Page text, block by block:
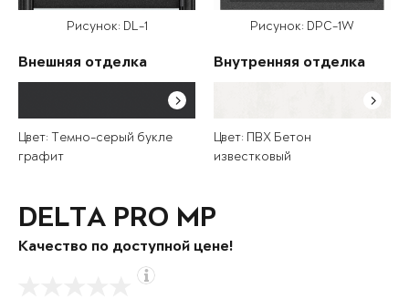
Рисунок: DL-1
Внешняя отделка
Цвет: Темно-серый букле
графит
Рисунок: DPC-1W
Внутренняя отделка
Цвет: ПВХ Бетон
известковый
DELTA PRO MP
Качество по доступной цене!